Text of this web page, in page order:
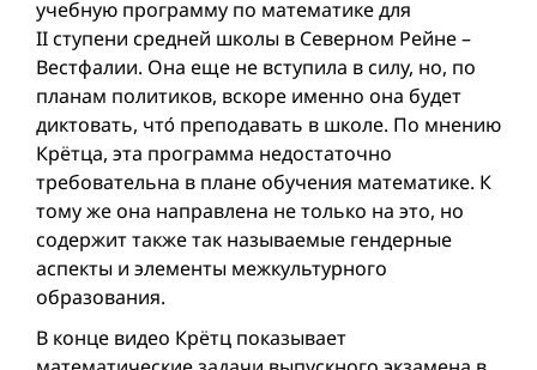
учебную программу по математике для
II ступени средней школы в Северном Рейне –
Вестфалии. Она еще не вступила в силу, но, по
планам политиков, вскоре именно она будет
диктовать, чтó преподавать в школе. По мнению
Крётца, эта программа недостаточно
требовательна в плане обучения математике. К
тому же она направлена не только на это, но
содержит также так называемые гендерные
аспекты и элементы межкультурного
образования.
В конце видео Крётц показывает